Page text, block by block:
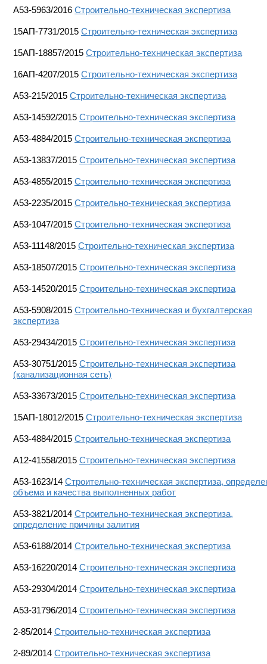
А53-5963/2016 Строительно-техническая экспертиза
15АП-7731/2015 Строительно-техническая экспертиза
15АП-18857/2015 Строительно-техническая экспертиза
16АП-4207/2015 Строительно-техническая экспертиза
А53-215/2015 Строительно-техническая экспертиза
А53-14592/2015 Строительно-техническая экспертиза
А53-4884/2015 Строительно-техническая экспертиза
А53-13837/2015 Строительно-техническая экспертиза
А53-4855/2015 Строительно-техническая экспертиза
А53-2235/2015 Строительно-техническая экспертиза
А53-1047/2015 Строительно-техническая экспертиза
А53-11148/2015 Строительно-техническая экспертиза
А53-18507/2015 Строительно-техническая экспертиза
А53-14520/2015 Строительно-техническая экспертиза
А53-5908/2015 Строительно-техническая и бухгалтерская
экспертиза
А53-29434/2015 Строительно-техническая экспертиза
А53-30751/2015 Строительно-техническая экспертиза
(канализационная сеть)
А53-33673/2015 Строительно-техническая экспертиза
15АП-18012/2015 Строительно-техническая экспертиза
А53-4884/2015 Строительно-техническая экспертиза
А12-41558/2015 Строительно-техническая экспертиза
А53-1623/14 Строительно-техническая экспертиза,
объема и качества выполненных работ
А53-3821/2014 Строительно-техническая экспертиза,
определение причины залития
А53-6188/2014 Строительно-техническая экспертиза
А53-16220/2014 Строительно-техническая экспертиза
А53-29304/2014 Строительно-техническая экспертиза
А53-31796/2014 Строительно-техническая экспертиза
2-85/2014 Строительно-техническая экспертиза
2-89/2014 Строительно-техническая экспертиза